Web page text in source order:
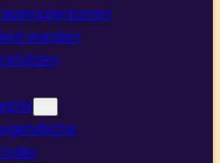
werden